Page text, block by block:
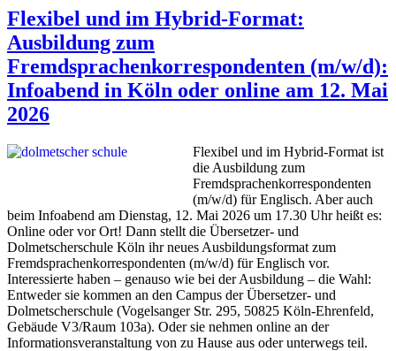
Flexibel und im Hybrid-Format:
Ausbildung zum
Fremdsprachenkorrespondenten (m/w/d):
Infoabend in Köln oder online am 12. Mai
2026
Flexibel und im Hybrid-Format ist
die Ausbildung zum
Fremdsprachenkorrespondenten
(m/w/d) für Englisch. Aber auch
beim Infoabend am Dienstag, 12. Mai 2026 um 17.30 Uhr heißt es:
Online oder vor Ort! Dann stellt die Übersetzer- und
Dolmetscherschule Köln ihr neues Ausbildungsformat zum
Fremdsprachenkorrespondenten (m/w/d) für Englisch vor.
Interessierte haben – genauso wie bei der Ausbildung – die Wahl:
Entweder sie kommen an den Campus der Übersetzer- und
Dolmetscherschule (Vogelsanger Str. 295, 50825 Köln-Ehrenfeld,
Gebäude V3/Raum 103a). Oder sie nehmen online an der
Informationsveranstaltung von zu Hause aus oder unterwegs teil.